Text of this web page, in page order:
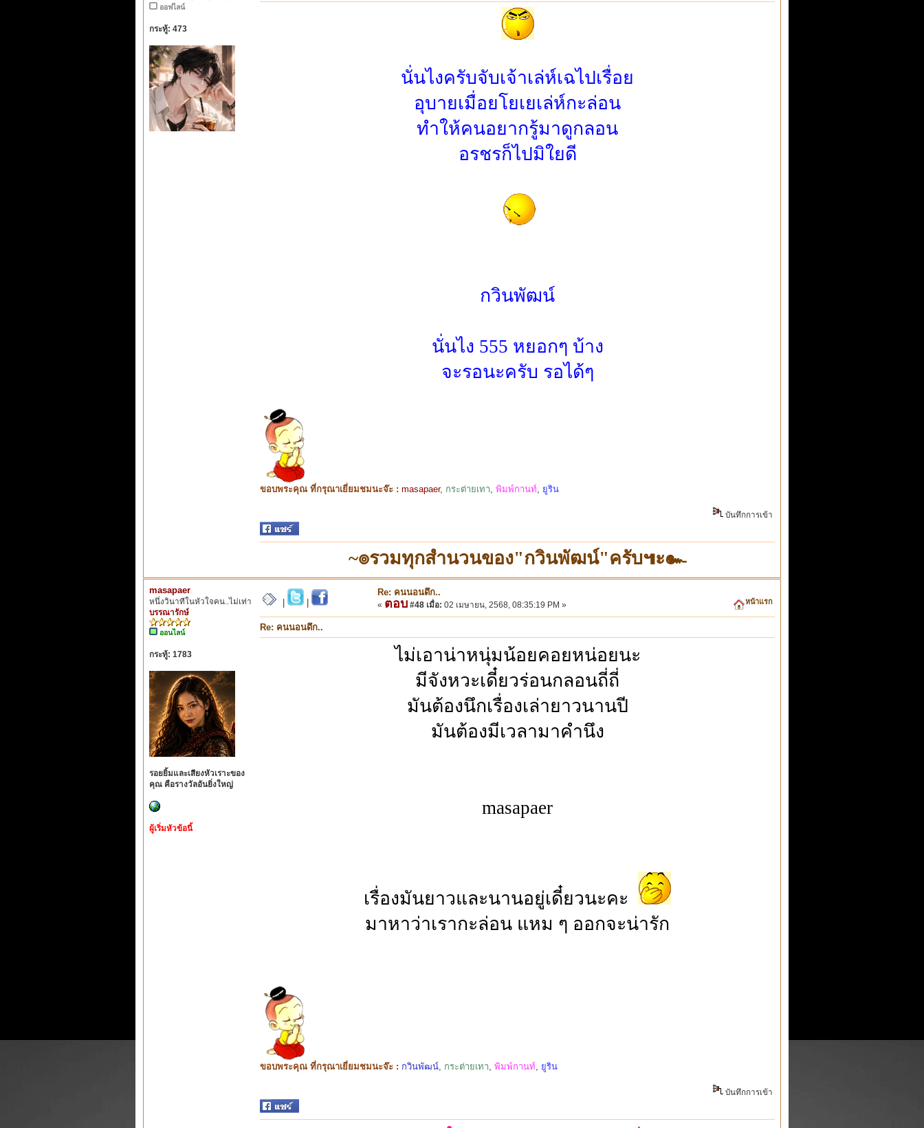
ออฟไลน์
กระทู้: 473
นั่นไงครับจับเจ้าเล่ห์เฉไปเรื่อย
อุบายเมื่อยโยเยเล่ห์กะล่อน
ทำให้คนอยากรู้มาดูกลอน
อรชรก็ไปมิใยดี
กวินพัฒน์
นั่นไง 555 หยอกๆ บ้าง
จะรอนะครับ รอได้ๆ
ขอบพระคุณ ที่กรุณาเยี่ยมชมนะจ๊ะ : masapaer, กระต่ายเทา พิมพ์กานท์ ยูริน
บันทึกการเข้า
~๏รวมทุกสำนวนของ"กวินพัฒน์"ครับ๚ะ๛
masapaer
หนึ่งวินาทีในหัวใจคน..ไม่เท่า
บรรณารักษ์
ออนไลน์
กระทู้: 1783
รอยยิ้มและเสียงหัวเราะของ
คุณ คือรางวัลอันยิ่งใหญ่
ผู้เริ่มหัวข้อนี้
Re: คนนอนดึก..
« ตอบ #48 เมื่อ: 02 เมษายน, 2568, 08:35:19 PM » หน้าแรก
Re: คนนอนดึก..
ไม่เอาน่าหนุ่มน้อยคอยหน่อยนะ
มีจังหวะเดี๋ยวร่อนกลอนถี่ถี่
มันต้องนึกเรื่องเล่ายาวนานปี
มันต้องมีเวลามาคำนึง
masapaer
เรื่องมันยาวและนานอยู่เดี๋ยวนะคะ
มาหาว่าเรากะล่อน แหม ๆ ออกจะน่ารัก
ขอบพระคุณ ที่กรุณาเยี่ยมชมนะจ๊ะ : กวินพัฒน์ กระต่ายเทา พิมพ์กานท์ ยูริน
บันทึกการเข้า